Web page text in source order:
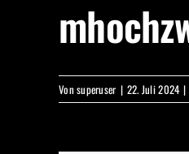
Vonsuperuser | 22. Juli 2024 |